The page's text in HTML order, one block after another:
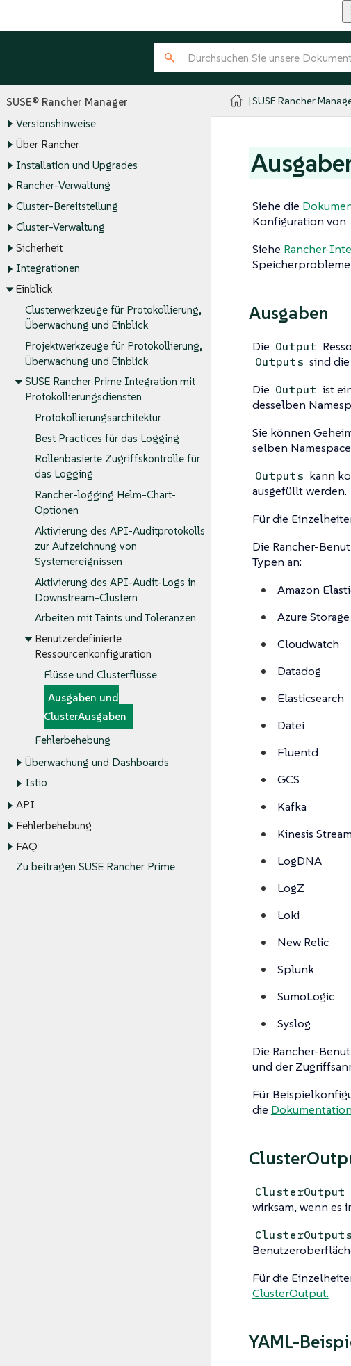
SUSE® Rancher Manager
Versionshinweise
Über Rancher
Installation und Upgrades
Rancher-Verwaltung
Cluster-Bereitstellung
Cluster-Verwaltung
Sicherheit
Integrationen
Einblick
Clusterwerkzeuge für Protokollierung,
Überwachung und Einblick
Projektwerkzeuge für Protokollierung,
Überwachung und Einblick
SUSE Rancher Prime Integration mit
Protokollierungsdiensten
Protokollierungsarchitektur
Best Practices für das Logging
Rollenbasierte Zugriffskontrolle für
das Logging
Rancher-logging Helm-Chart-
Optionen
Aktivierung des API-Auditprotokolls
zur Aufzeichnung von
Systemereignissen
Aktivierung des API-Audit-Logs in
Downstream-Clustern
Arbeiten mit Taints und Toleranzen
Benutzerdefinierte
Ressourcenkonfiguration
Flüsse und Clusterflüsse
Ausgaben und
ClusterAusgaben
Fehlerbehebung
Überwachung und Dashboards
Istio
API
Fehlerbehebung
FAQ
Zu beitragen SUSE Rancher Prime
SUSE Rancher
Siehe die
Konfiguration von
Siehe Rancher-
Ausgaben
Die Output
Outputs sind
Die Output ist
desselben
Sie können
selben
Outputs kann
ausgefüllt werden.
Für die
Die Rancher-
Typen an:
Amazon
Azure Storage
Cloudwatch
Datadog
Elasticsearch
Datei
Fluentd
GCS
Kafka
Kinesis Stream
LogDNA
LogZ
Loki
New Relic
Splunk
SumoLogic
Syslog
Die Rancher-
und der
Für
die
ClusterOutput
wirksam, wenn es
ClusterOutputs
Für die
ClusterOutput.
YAML-